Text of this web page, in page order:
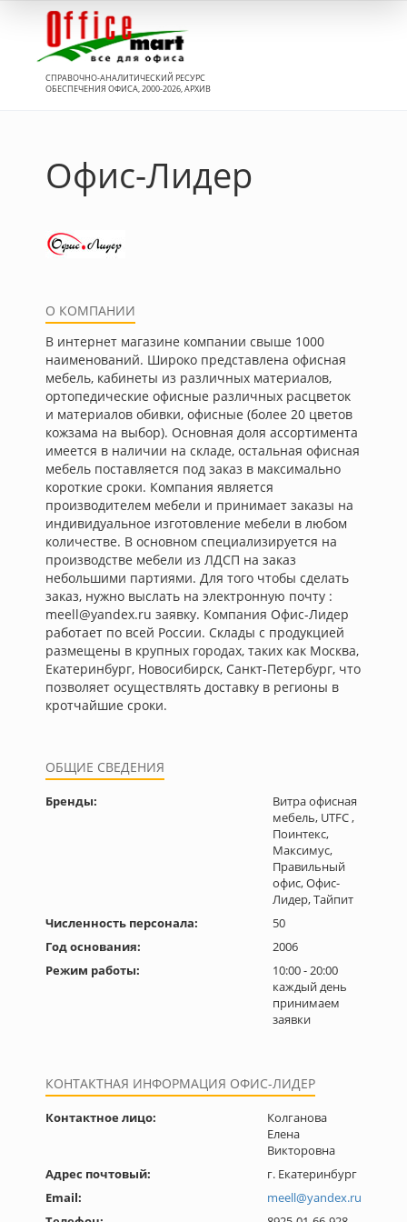
СПРАВОЧНО-АНАЛИТИЧЕСКИЙ РЕСУРС
ОБЕСПЕЧЕНИЯ ОФИСА, 2000-2026, АРХИВ
Офис-Лидер
О КОМПАНИИ
В интернет магазине компании свыше 1000
наименований. Широко представлена офисная
мебель, кабинеты из различных материалов,
ортопедические офисные различных расцветок
и материалов обивки, офисные (более 20 цветов
кожзама на выбор). Основная доля ассортимента
имеется в наличии на складе, остальная офисная
мебель поставляется под заказ в максимально
короткие сроки. Компания является
производителем мебели и принимает заказы на
индивидуальное изготовление мебели в любом
количестве. В основном специализируется на
производстве мебели из ЛДСП на заказ
небольшими партиями. Для того чтобы сделать
заказ, нужно выслать на электронную почту :
meell@yandex.ru заявку. Компания Офис-Лидер
работает по всей России. Склады с продукцией
размещены в крупных городах, таких как Москва,
Екатеринбург, Новосибирск, Санкт-Петербург, что
позволяет осуществлять доставку в регионы в
кротчайшие сроки.
ОБЩИЕ СВЕДЕНИЯ
Бренды:
Витра офисная
мебель, UTFC ,
Поинтекс,
Максимус,
Правильный
офис, Офис-
Лидер, Тайпит
Численность персонала:
50
Год основания:
2006
Режим работы:
10:00 - 20:00
каждый день
принимаем
заявки
КОНТАКТНАЯ ИНФОРМАЦИЯ ОФИС-ЛИДЕР
Контактное лицо:
Колганова
Елена
Викторовна
Адрес почтовый:
г. Екатеринбург
Email:
meell@yandex.ru